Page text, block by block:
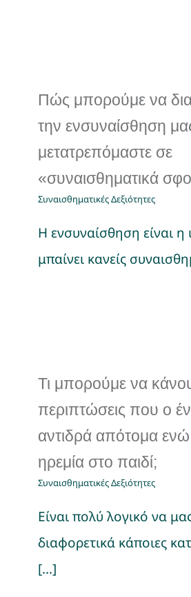
Πώς μπορούμε να
την ενσυναίσθηση
μετατρεπόμαστε σε
«συναισθηματικά
Συναισθηματικές Δεξιότητες
Η ενσυναίσθηση είναι η
μπαίνει κανείς
Τι μπορούμε να
περιπτώσεις που ο
αντιδρά απότομα
ηρεμία στο παιδί;
Συναισθηματικές Δεξιότητες
Είναι πολύ λογικό να
διαφορετικά κάποιες
[...]